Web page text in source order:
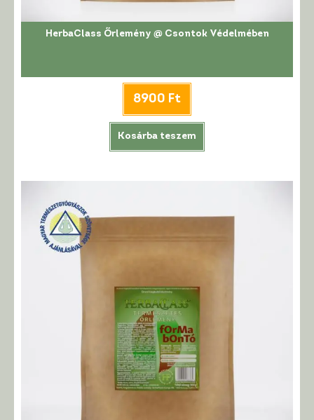
HerbaClass Őrlemény @ Csontok Védelmében
8900 Ft
Kosárba teszem